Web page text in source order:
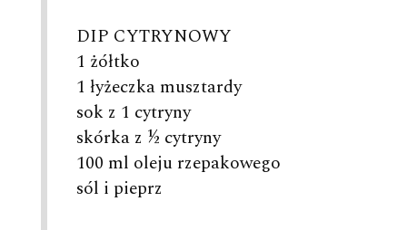
DIP CYTRYNOWY
1 żółtko
1 łyżeczka musztardy
sok z 1 cytryny
skórka z ½ cytryny
100 ml oleju rzepakowego
sól i pieprz